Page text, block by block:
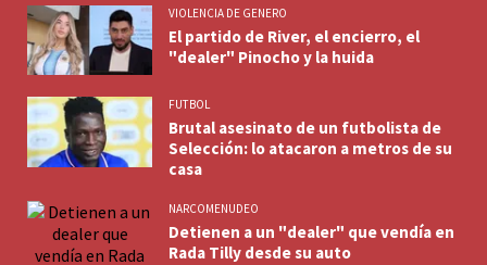
VIOLENCIA DE GENERO
El partido de River, el encierro, el
"dealer" Pinocho y la huida
FUTBOL
Brutal asesinato de un futbolista de
Selección: lo atacaron a metros de su
casa
NARCOMENUDEO
Detienen a un "dealer" que vendía en
Rada Tilly desde su auto